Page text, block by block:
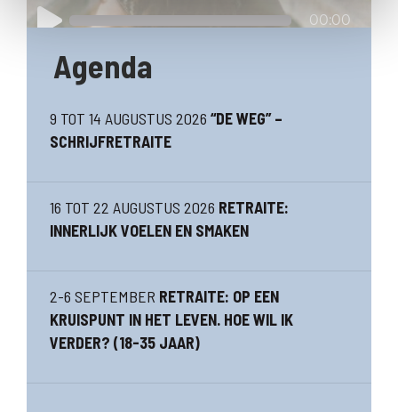
Agenda
9 TOT 14 AUGUSTUS 2026 “DE WEG” –
SCHRIJFRETRAITE ​ ​
16 TOT 22 AUGUSTUS 2026 RETRAITE:
INNERLIJK VOELEN EN SMAKEN
2-6 SEPTEMBER RETRAITE: OP EEN
KRUISPUNT IN HET LEVEN. HOE WIL IK
VERDER? (18-35 JAAR)